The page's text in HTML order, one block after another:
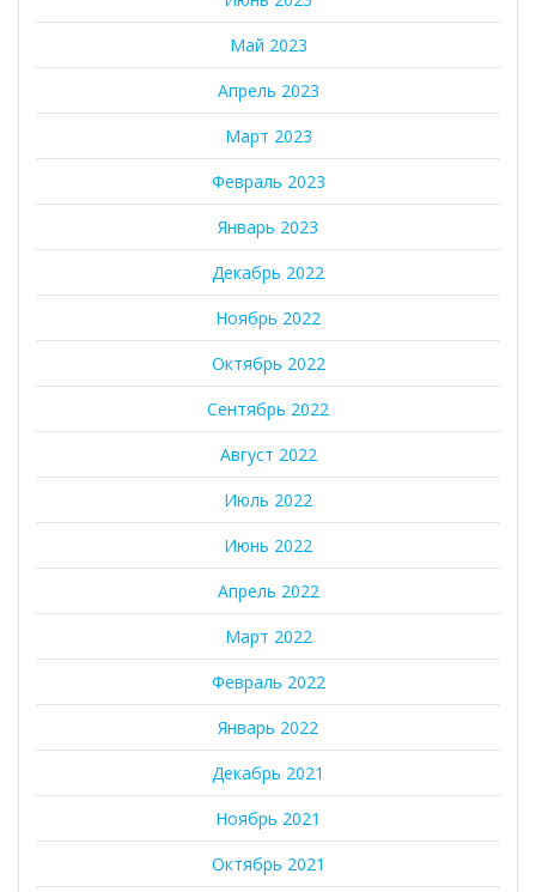
Май 2023
Апрель 2023
Март 2023
Февраль 2023
Январь 2023
Декабрь 2022
Ноябрь 2022
Октябрь 2022
Сентябрь 2022
Август 2022
Июль 2022
Июнь 2022
Апрель 2022
Март 2022
Февраль 2022
Январь 2022
Декабрь 2021
Ноябрь 2021
Октябрь 2021